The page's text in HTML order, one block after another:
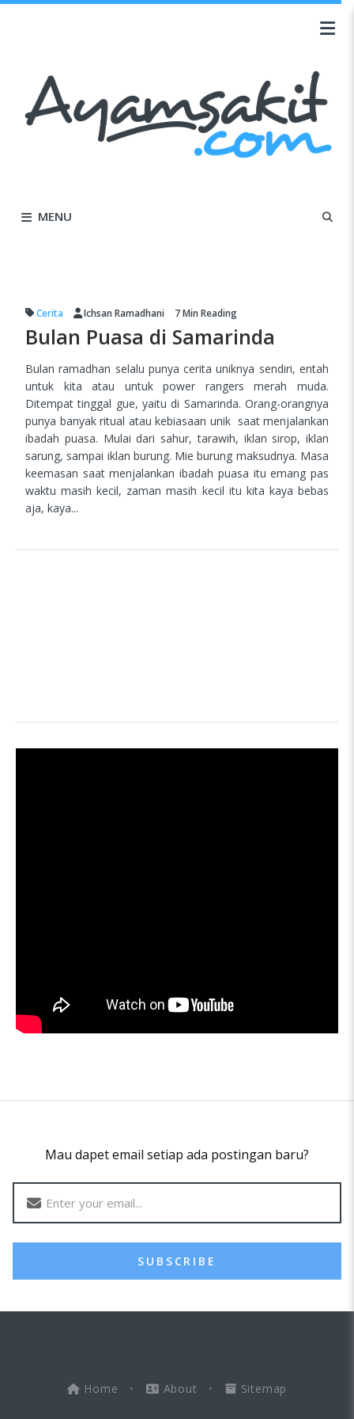
MENU
Cerita Ichsan Ramadhani 7 Min Reading
Bulan Puasa di Samarinda
Bulan ramadhan selalu punya cerita uniknya sendiri, entah
untuk kita atau untuk power rangers merah muda.
Ditempat tinggal gue, yaitu di Samarinda. Orang-orangnya
punya banyak ritual atau kebiasaan unik saat menjalankan
ibadah puasa. Mulai dari sahur, tarawih, iklan sirop, iklan
sarung, sampai iklan burung. Mie burung maksudnya. Masa
keemasan saat menjalankan ibadah puasa itu emang pas
waktu masih kecil, zaman masih kecil itu kita kaya bebas
aja, kaya...
Mau dapet email setiap ada postingan baru?
SUBSCRIBE
Home • About • Sitemap